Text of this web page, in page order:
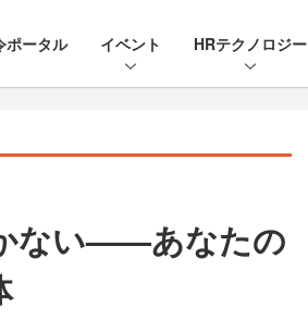
ポータル イベント HRテクノロジー
ない——あなたの